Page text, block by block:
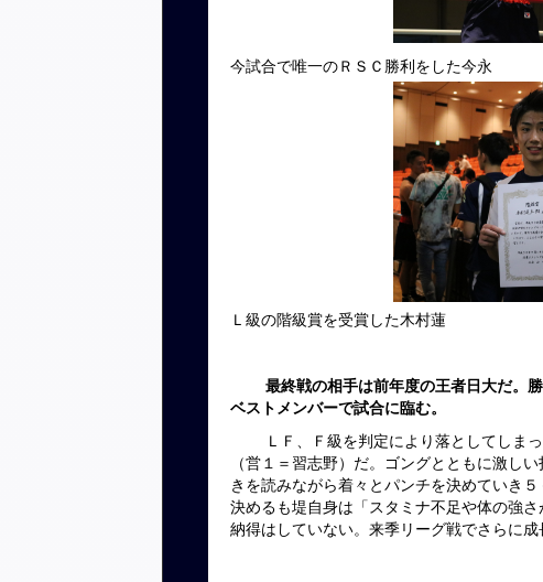
今試合で唯一のＲＳＣ勝利をした今永
Ｌ級の階級賞を受賞した木村蓮
最終戦の相手は前年度の王者日大だ。
ベストメンバーで試合に臨む。
ＬＦ、Ｆ級を判定により落としてしまっ
（営１＝習志野）だ。ゴングとともに激し
きを読みながら着々とパンチを決めていき
決めるも堤自身は「スタミナ不足や体の強
納得はしていない。来季リーグ戦でさらに成